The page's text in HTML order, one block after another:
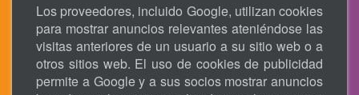
Los proveedores, incluido Google, utilizan cookies
para mostrar anuncios relevantes ateniéndose las
visitas anteriores de un usuario a su sitio web o a
otros sitios web. El uso de cookies de publicidad
permite a Google y a sus socios mostrar anuncios